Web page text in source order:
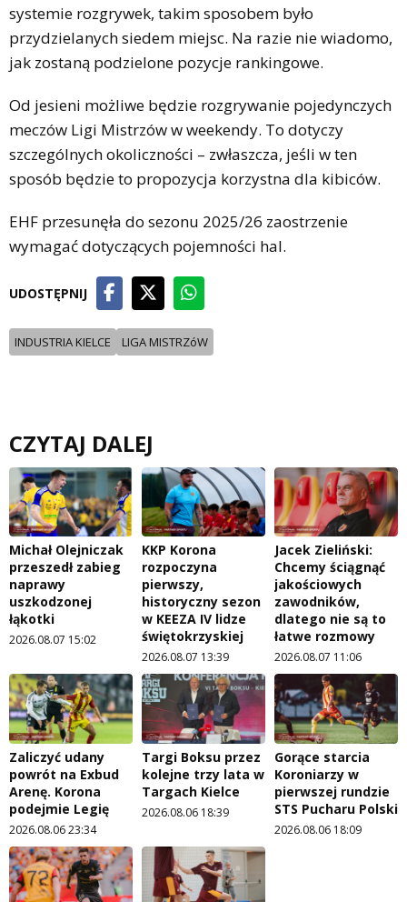
systemie rozgrywek, takim sposobem było
przydzielanych siedem miejsc. Na razie nie wiadomo,
jak zostaną podzielone pozycje rankingowe.
Od jesieni możliwe będzie rozgrywanie pojedynczych
meczów Ligi Mistrzów w weekendy. To dotyczy
szczególnych okoliczności – zwłaszcza, jeśli w ten
sposób będzie to propozycja korzystna dla kibiców.
EHF przesunęła do sezonu 2025/26 zaostrzenie
wymagać dotyczących pojemności hal.
UDOSTĘPNIJ
INDUSTRIA KIELCE LIGA MISTRZóW
CZYTAJ DALEJ
Michał Olejniczak
przeszedł zabieg
naprawy
uszkodzonej
łąkotki
2026.08.07 15:02
KKP Korona
rozpoczyna
pierwszy,
historyczny sezon
w KEEZA IV lidze
świętokrzyskiej
2026.08.07 13:39
Jacek Zieliński:
Chcemy ściągnąć
jakościowych
zawodników,
dlatego nie są to
łatwe rozmowy
2026.08.07 11:06
Zaliczyć udany
powrót na Exbud
Arenę. Korona
podejmie Legię
2026.08.06 23:34
Targi Boksu przez
kolejne trzy lata w
Targach Kielce
2026.08.06 18:39
Gorące starcia
Koroniarzy w
pierwszej rundzie
STS Pucharu Polski
2026.08.06 18:09